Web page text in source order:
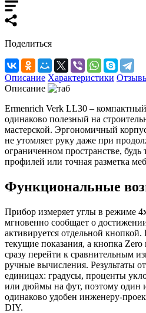
Поделиться
Описание Характеристики
Описание
Ermenrich Verk LL30 –
одинаково полезный на
мастерской. Эргономичный
не утомляет руку даже при
ограниченном пространстве,
профилей или точная разметка
Функциональные
Прибор измеряет углы в режиме
мгновенно сообщает о
активируется отдельной
текущие показания, а кнопка Zero
сразу перейти к сравнительным
ручные вычисления. Результаты
единицах: градусы, проценты
или дюймы на фут, поэтому один
одинаково удобен инженеру-
DIY.